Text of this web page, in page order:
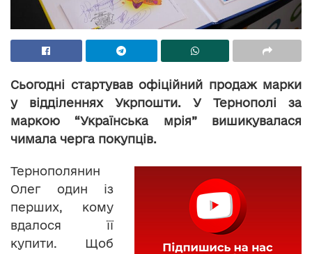
Сьогодні стартував офіційний продаж марки
у відділеннях Укрпошти. У Тернополі за
маркою “Українська мрія” вишикувалася
чимала черга покупців.
Тернополянин
Олег один із
перших, кому
вдалося її
купити. Щоб